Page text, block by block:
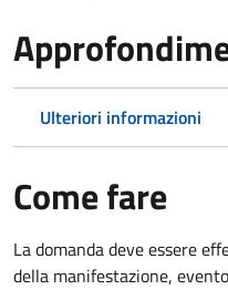
Ulteriori informazioni
Come fare
La domanda deve essere
della manifestazione,